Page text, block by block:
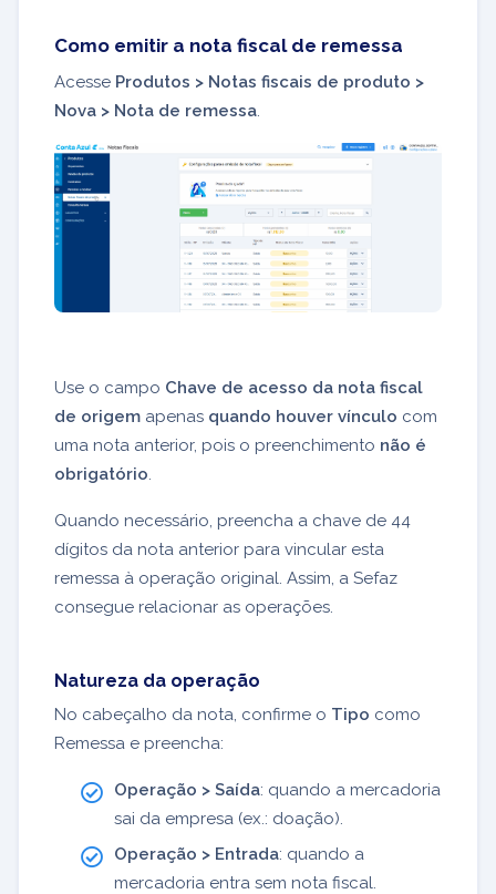
Como emitir a nota fiscal de remessa
Acesse Produtos > Notas fiscais de produto >
Nova > Nota de remessa
Use o campo Chave de acesso da nota fiscal
de origem apenas quando houver vínculo com
uma nota anterior, pois o preenchimento não é
obrigatório.
Quando necessário, preencha a chave de 44
dígitos da nota anterior para vincular esta
remessa à operação original. Assim, a Sefaz
consegue relacionar as operações.
Natureza da operação
No cabeçalho da nota, confirme o Tipo como
Remessa e preencha:
Operação > Saída: quando a mercadoria
sai da empresa (ex.: doação).
Operação > Entrada: quando a
mercadoria entra sem nota fiscal.